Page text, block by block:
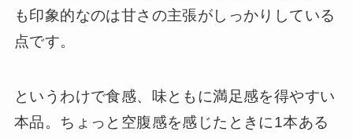
も印象的なのは甘さの主張がしっかりしている
点です。
というわけで食感、味ともに満足感を得やすい
本品。ちょっと空腹感を感じたときに1本ある